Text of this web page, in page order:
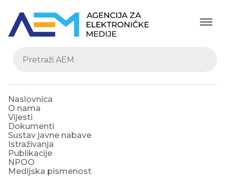
Naslovnica
O nama
Vijesti
Dokumenti
Sustav javne nabave
Istraživanja
Publikacije
NPOO
Medijska pismenost